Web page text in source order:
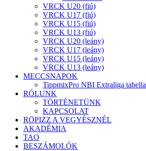
VRCK U20 (fiú)
VRCK U17 (fiú)
VRCK U15 (fiú)
VRCK U13 (fiú)
VRCK U20 (leány)
VRCK U17 (leány)
VRCK U15 (leány)
VRCK U13 (leány)
MECCSNAPOK
TippmixPro NBI Extraliga tabella
RÓLUNK
TÖRTÉNETÜNK
KAPCSOLAT
RÖPIZZ A VEGYÉSZNÉL
AKADÉMIA
TAO
BESZÁMOLÓK